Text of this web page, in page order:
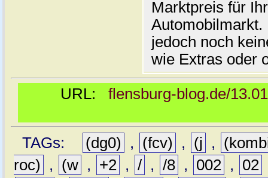
Marktpreis für
jedoch noch
wie Extras oder
URL: flensburg-blog.de/
TAGs: (dg0) , (fcv) , (j ,
roc)
, (w , +2 , / , /8 , 002 , 02